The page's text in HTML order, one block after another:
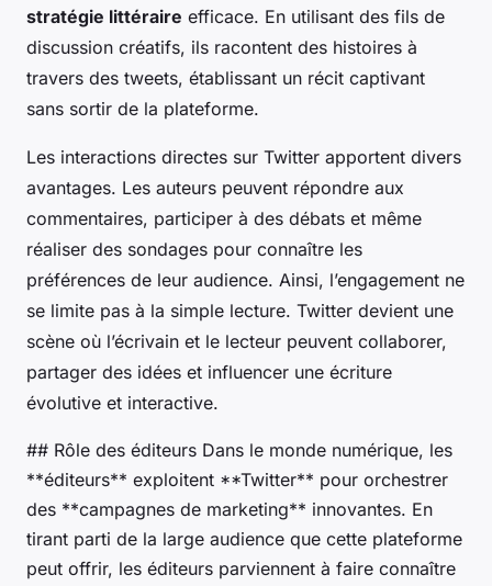
stratégie littéraire efficace. En utilisant des fils de
discussion créatifs, ils racontent des histoires à
travers des tweets, établissant un récit captivant
sans sortir de la plateforme.
Les interactions directes sur Twitter apportent divers
avantages. Les auteurs peuvent répondre aux
commentaires, participer à des débats et même
réaliser des sondages pour connaître les
préférences de leur audience. Ainsi, l’engagement ne
se limite pas à la simple lecture. Twitter devient une
scène où l’écrivain et le lecteur peuvent collaborer,
partager des idées et influencer une écriture
évolutive et interactive.
## Rôle des éditeurs Dans le monde numérique, les
**éditeurs** exploitent **Twitter** pour orchestrer
des **campagnes de marketing** innovantes. En
tirant parti de la large audience que cette plateforme
peut offrir, les éditeurs parviennent à faire connaître